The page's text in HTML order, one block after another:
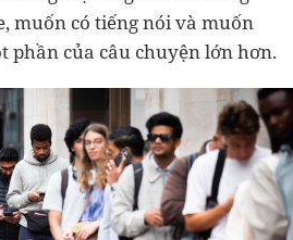
muốn có tiếng nói và muốn
phần của câu chuyện lớn hơn.